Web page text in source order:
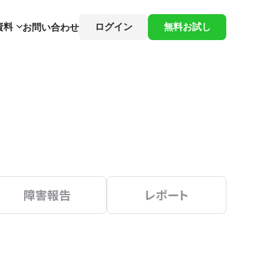
料 お問い合わせ ログイン 無料お試し
障害報告 レポート